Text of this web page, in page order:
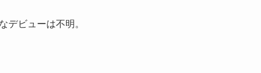
ビューは不明。